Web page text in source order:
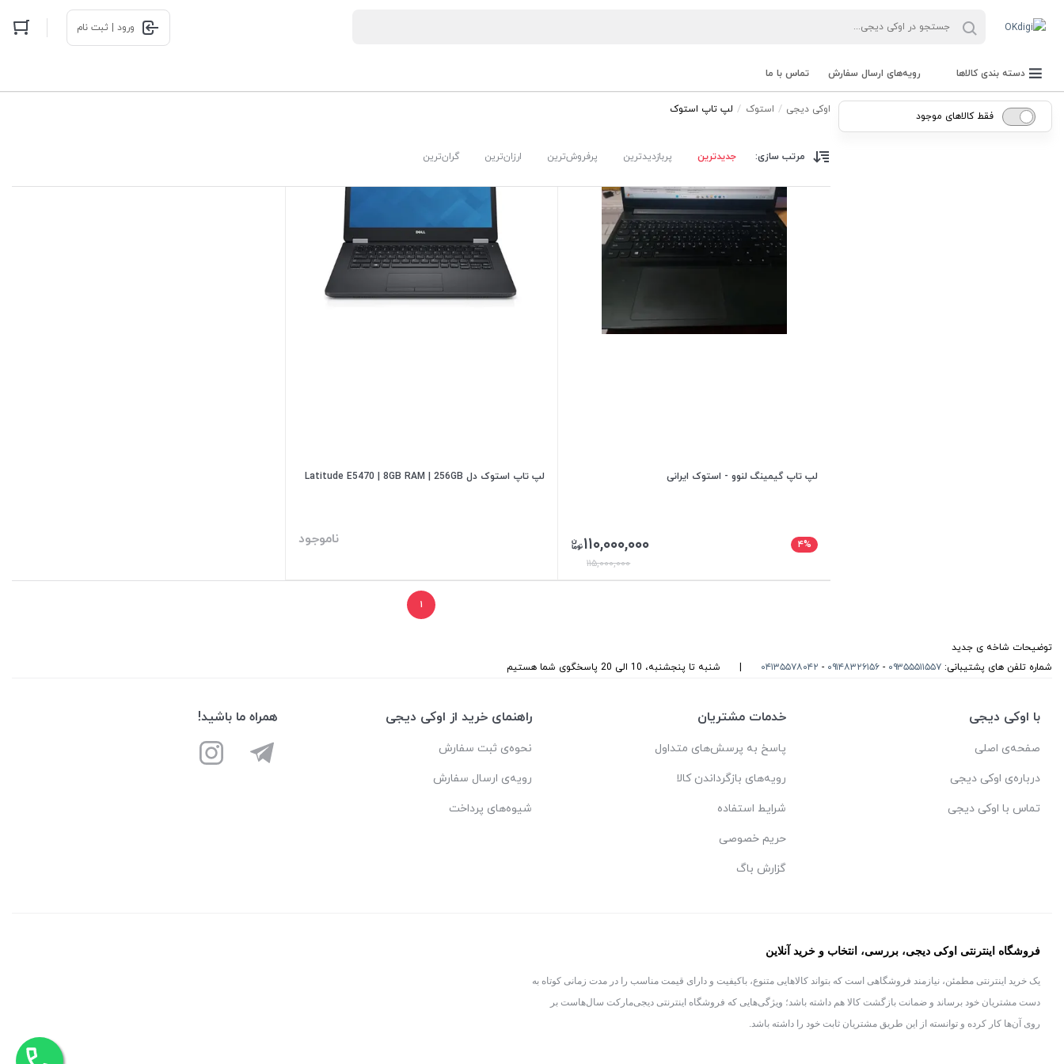
ورود | ثبت نام
دسته بندی کالاها رویه‌های ارسال سفارش تماس با ما
اوکی دیجی استوک لپ تاپ استوک
مرتب سازی: جدیدترین پربازدیدترین پرفروش‌ترین ارزان‌ترین گران‌ترین
لپ تاپ گیمینگ لنوو - استوک ایرانی
۱۱۰,۰۰۰,۰۰۰
۴%
۱۱۵,۰۰۰,۰۰۰
لپ تاپ استوک دل Latitude E5470 | 8GB RAM | 256GB
ناموجود
۱
فقط کالاهای موجود
توضیحات شاخه ی جدید
شماره تلفن های پشتیبانی: ۰۹۳۵۵۵۱۱۵۵۷ - ۰۹۱۴۸۳۲۶۱۵۶ - ۰۴۱۳۵۵۷۸۰۴۲ شنبه تا پنجشنبه، 10 الی 20 پاسخگوی شما هستیم
با اوکی دیجی
صفحه‌ی اصلی
درباره‌ی اوکی دیجی
تماس با اوکی دیجی
خدمات مشتریان
پاسخ به پرسش‌های متداول
رویه‌های بازگرداندن کالا
شرایط استفاده
حریم خصوصی
گزارش باگ
راهنمای خرید از اوکی دیجی
نحوه‌ی ثبت سفارش
رویه‌ی ارسال سفارش
شیوه‌های پرداخت
همراه ما باشید!
فروشگاه اینترنتی اوکی دیجی، بررسی، انتخاب و خرید آنلاین
یک خرید اینترنتی مطمئن، نیازمند فروشگاهی است که بتواند کالاهایی متنوع، باکیفیت و دارای قیمت مناسب را در مدت زمانی کوتاه به
دست مشتریان خود برساند و ضمانت بازگشت کالا هم داشته باشد؛ ویژگی‌هایی که فروشگاه اینترنتی دیجی‌مارکت سال‌هاست بر
روی آن‌ها کار کرده و توانسته از این طریق مشتریان ثابت خود را داشته باشد.